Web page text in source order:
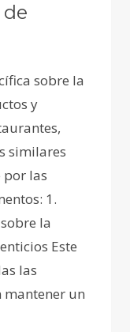
sobre la
y
similares
las
1.
la
Este
las
un